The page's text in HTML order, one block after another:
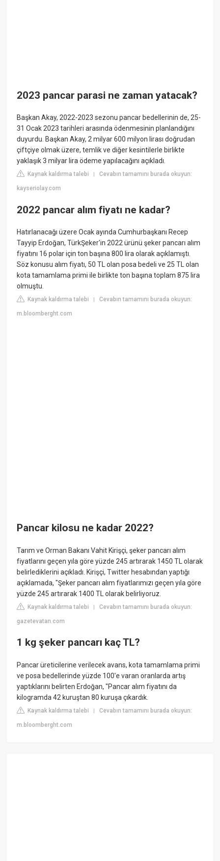
2023 pancar parasi ne zaman yatacak?
Başkan Akay, 2022-2023 sezonu pancar bedellerinin de, 25-
31 Ocak 2023 tarihleri arasında ödenmesinin planlandığını
duyurdu. Başkan Akay, 2 milyar 600 milyon lirası doğrudan
çiftçiye olmak üzere, temlik ve diğer kesintilerle birlikte
yaklaşık 3 milyar lira ödeme yapılacağını açıkladı.
Kaynak kaldırma talebi |Cevabın tamamını burada okuyun:
kayseriolay.com
2022 pancar alım fiyatı ne kadar?
Hatırlanacağı üzere Ocak ayında Cumhurbaşkanı Recep
Tayyip Erdoğan, TürkŞeker'in 2022 ürünü şeker pancarı alım
fiyatını 16 polar için ton başına 800 lira olarak açıklamıştı.
Söz konusu alım fiyatı, 50 TL olan posa bedeli ve 25 TL olan
kota tamamlama primi ile birlikte ton başına toplam 875 lira
olmuştu.
Kaynak kaldırma talebi |Cevabın tamamını burada okuyun:
m.bloomberght.com
Pancar kilosu ne kadar 2022?
Tarım ve Orman Bakanı Vahit Kirişçi, şeker pancarı alım
fiyatlarını geçen yıla göre yüzde 245 artırarak 1450 TL olarak
belirlediklerini açıkladı. Kirişçi, Twitter hesabından yaptığı
açıklamada, "Şeker pancarı alım fiyatlarımızı geçen yıla göre
yüzde 245 artırarak 1400 TL olarak belirliyoruz.
Kaynak kaldırma talebi |Cevabın tamamını burada okuyun:
gazetevatan.com
1 kg şeker pancarı kaç TL?
Pancar üreticilerine verilecek avans, kota tamamlama primi
ve posa bedellerinde yüzde 100'e varan oranlarda artış
yaptıklarını belirten Erdoğan, "Pancar alım fiyatını da
kilogramda 42 kuruştan 80 kuruşa çıkardık.
Kaynak kaldırma talebi |Cevabın tamamını burada okuyun:
m.bloomberght.com